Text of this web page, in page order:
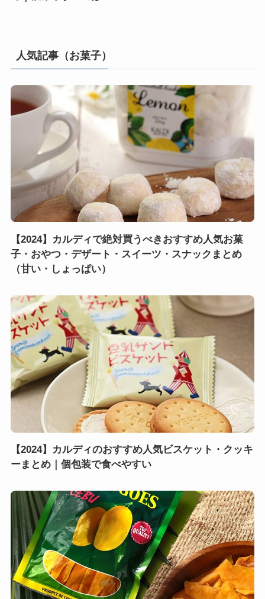
人気記事（お菓子）
【2024】カルディで絶対買うべきおすすめ人気お菓
子・おやつ・デザート・スイーツ・スナックまとめ
（甘い・しょっぱい）
【2024】カルディのおすすめ人気ビスケット・クッキ
ーまとめ｜個包装で食べやすい